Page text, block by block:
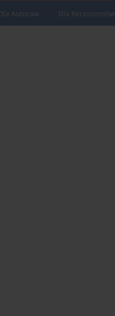
Dla Autorów Dla Recenzentów